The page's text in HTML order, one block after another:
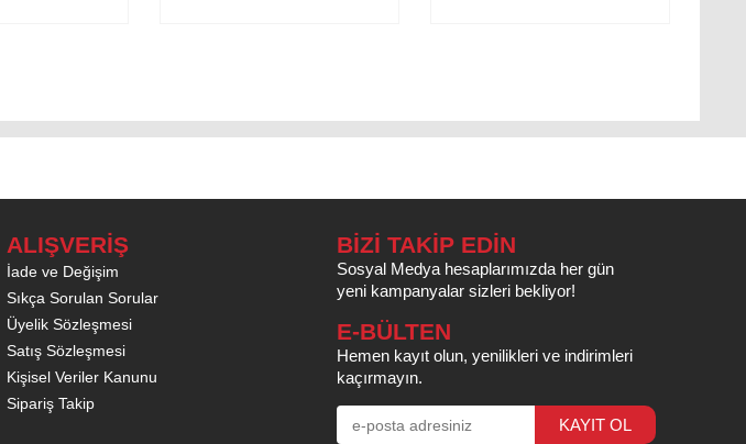
ALIŞVERİŞ
İade ve Değişim
Sıkça Sorulan Sorular
Üyelik Sözleşmesi
Satış Sözleşmesi
Kişisel Veriler Kanunu
Sipariş Takip
BİZİ TAKİP EDİN
Sosyal Medya hesaplarımızda her gün
yeni kampanyalar sizleri bekliyor!
E-BÜLTEN
Hemen kayıt olun, yenilikleri ve indirimleri
kaçırmayın.